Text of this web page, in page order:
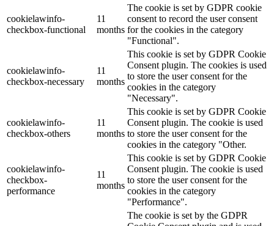
cookielawinfo-
checkbox-functional
11
months
The cookie is set by GDPR cookie
consent to record the user consent
for the cookies in the category
"Functional".
cookielawinfo-
checkbox-necessary
11
months
This cookie is set by GDPR Cookie
Consent plugin. The cookies is used
to store the user consent for the
cookies in the category
"Necessary".
cookielawinfo-
checkbox-others
11
months
This cookie is set by GDPR Cookie
Consent plugin. The cookie is used
to store the user consent for the
cookies in the category "Other.
cookielawinfo-
checkbox-
performance
11
months
This cookie is set by GDPR Cookie
Consent plugin. The cookie is used
to store the user consent for the
cookies in the category
"Performance".
The cookie is set by the GDPR